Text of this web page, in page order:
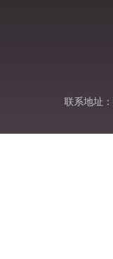
联系地址：